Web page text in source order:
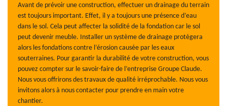
Avant de prévoir une construction, effectuer un drainage du terrain
est toujours important. Effet, il y a toujours une présence d’eau
dans le sol. Cela peut affecter la solidité de la fondation car le sol
peut devenir meuble. Installer un système de drainage protègera
alors les fondations contre l’érosion causée par les eaux
souterraines. Pour garantir la durabilité de votre construction, vous
pouvez compter sur le savoir-faire de l’entreprise Groupe Claude.
Nous vous offrirons des travaux de qualité irréprochable. Nous vous
invitons alors à nous contacter pour prendre en main votre
chantier.